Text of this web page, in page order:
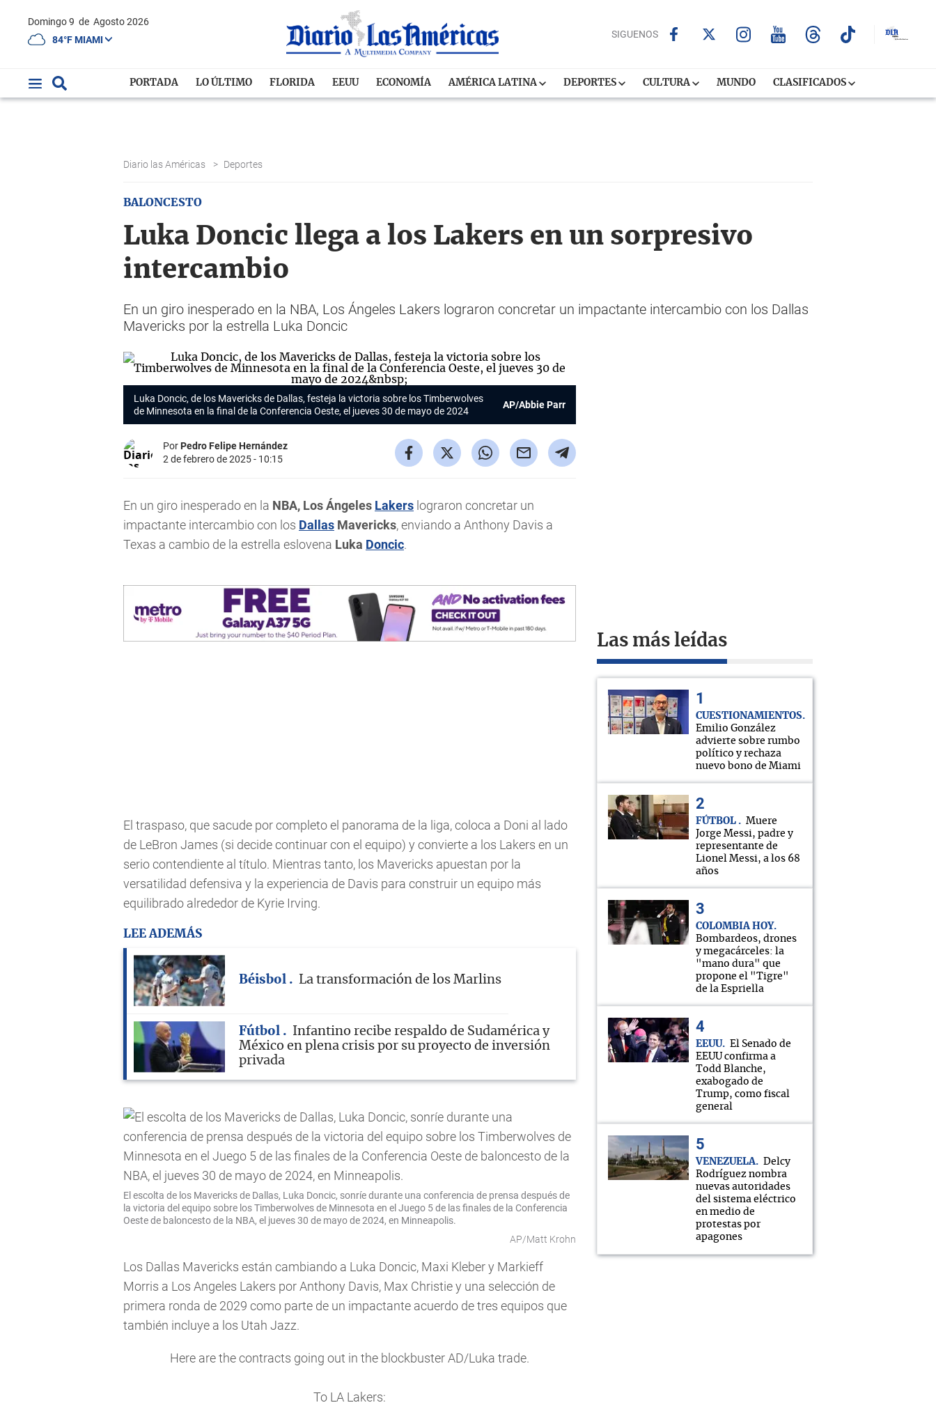
Domingo 9 de Agosto 2026
84°F MIAMI
SIGUENOS
PORTADA LO ÚLTIMO FLORIDA EEUU ECONOMÍA AMÉRICA LATINA DEPORTES CULTURA MUNDO CLASIFICADOS
Diario las Américas > Deportes
BALONCESTO
Luka Doncic llega a los Lakers en un sorpresivo
intercambio
En un giro inesperado en la NBA, Los Ángeles Lakers lograron concretar un impactante intercambio con los Dallas
Mavericks por la estrella Luka Doncic
Luka Doncic, de los Mavericks de Dallas, festeja la victoria sobre los Timberwolves
de Minnesota en la final de la Conferencia Oeste, el jueves 30 de mayo de 2024
AP/Abbie Parr
PorPedro Felipe Hernández
2 de febrero de 2025 - 10:15
En un giro inesperado en la NBA, Los Ángeles Lakers lograron concretar un
impactante intercambio con los Dallas Mavericks, enviando a Anthony Davis a
Texas a cambio de la estrella eslovena Luka Doncic.
El traspaso, que sacude por completo el panorama de la liga, coloca a Doni al lado
de LeBron James (si decide continuar con el equipo) y convierte a los Lakers en un
serio contendiente al título. Mientras tanto, los Mavericks apuestan por la
versatilidad defensiva y la experiencia de Davis para construir un equipo más
equilibrado alrededor de Kyrie Irving.
LEE ADEMÁS
Béisbol La transformación de los Marlins
Fútbol
Infantino recibe respaldo de Sudamérica y
México en plena crisis por su proyecto de inversión
privada
El escolta de los Mavericks de Dallas, Luka Doncic, sonríe durante una conferencia de prensa después de
la victoria del equipo sobre los Timberwolves de Minnesota en el Juego 5 de las finales de la Conferencia
Oeste de baloncesto de la NBA, el jueves 30 de mayo de 2024, en Minneapolis.
AP/Matt Krohn
Los Dallas Mavericks están cambiando a Luka Doncic, Maxi Kleber y Markieff
Morris a Los Angeles Lakers por Anthony Davis, Max Christie y una selección de
primera ronda de 2029 como parte de un impactante acuerdo de tres equipos que
también incluye a los Utah Jazz.
Here are the contracts going out in the blockbuster AD/Luka trade.
To LA Lakers:
Las más leídas
CUESTIONAMIENTOS
Emilio González
advierte sobre rumbo
político y rechaza
nuevo bono de Miami
FÚTBOL
Muere
Jorge Messi, padre y
representante de
Lionel Messi, a los 68
años
COLOMBIA HOY
Bombardeos, drones
y megacárceles: la
"mano dura" que
propone el "Tigre"
de la Espriella
EEUU
El Senado de
EEUU confirma a
Todd Blanche,
exabogado de
Trump, como fiscal
general
VENEZUELA
Delcy
Rodríguez nombra
nuevas autoridades
del sistema eléctrico
en medio de
protestas por
apagones